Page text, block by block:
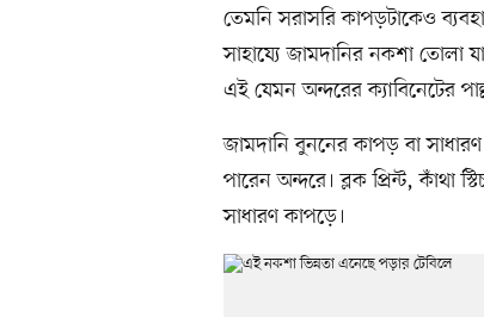
তেমনি সরাসরি কাপড়টাকেও
সাহায্যে জামদানির নকশা তোলা
এই যেমন অন্দরের ক্যাবিনেটের
জামদানি বুননের কাপড় বা
পারেন অন্দরে। ব্লক প্রিন্ট, কাঁথা
সাধারণ কাপড়ে।